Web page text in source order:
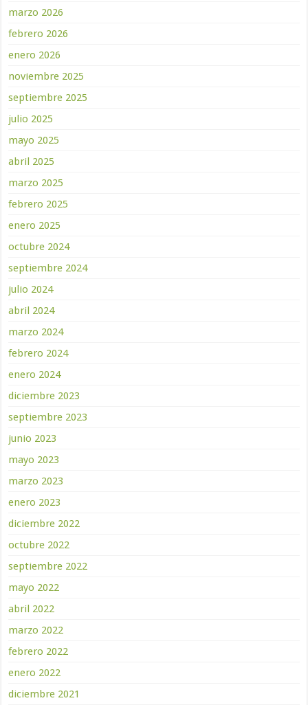
marzo 2026
febrero 2026
enero 2026
noviembre 2025
septiembre 2025
julio 2025
mayo 2025
abril 2025
marzo 2025
febrero 2025
enero 2025
octubre 2024
septiembre 2024
julio 2024
abril 2024
marzo 2024
febrero 2024
enero 2024
diciembre 2023
septiembre 2023
junio 2023
mayo 2023
marzo 2023
enero 2023
diciembre 2022
octubre 2022
septiembre 2022
mayo 2022
abril 2022
marzo 2022
febrero 2022
enero 2022
diciembre 2021